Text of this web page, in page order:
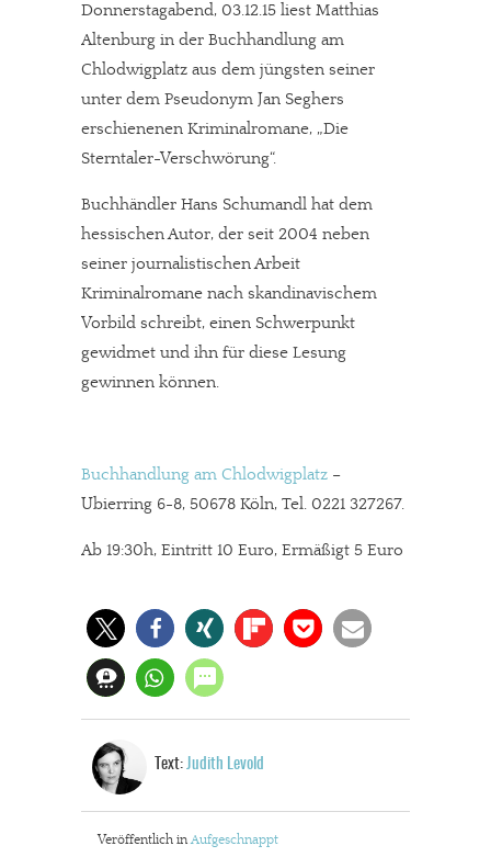
Donnerstagabend, 03.12.15 liest Matthias
Altenburg in der Buchhandlung am
Chlodwigplatz aus dem jüngsten seiner
unter dem Pseudonym Jan Seghers
erschienenen Kriminalromane, „Die
Sterntaler-Verschwörung“.
Buchhändler Hans Schumandl hat dem
hessischen Autor, der seit 2004 neben
seiner journalistischen Arbeit
Kriminalromane nach skandinavischem
Vorbild schreibt, einen Schwerpunkt
gewidmet und ihn für diese Lesung
gewinnen können.
Buchhandlung am Chlodwigplatz –
Ubierring 6-8, 50678 Köln, Tel. 0221 327267.
Ab 19:30h, Eintritt 10 Euro, Ermäßigt 5 Euro
Text: Judith Levold
Veröffentlich inAufgeschnappt